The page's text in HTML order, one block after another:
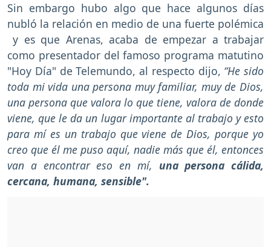
Sin embargo hubo algo que hace algunos días
nubló la relación en medio de una fuerte polémica
y es que Arenas, acaba de empezar a trabajar
como presentador del famoso programa matutino
"Hoy Día" de Telemundo, al respecto dijo, “He sido
toda mi vida una persona muy familiar, muy de Dios,
una persona que valora lo que tiene, valora de donde
viene, que le da un lugar importante al trabajo y esto
para mí es un trabajo que viene de Dios, porque yo
creo que él me puso aquí, nadie más que él, entonces
van a encontrar eso en mí, una persona cálida,
cercana, humana, sensible".